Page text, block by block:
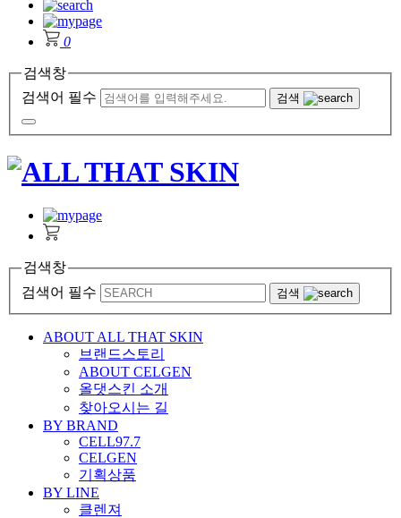
0
검색창
검색어 필수
검색
검색창
검색어 필수
검색
ABOUT ALL THAT SKIN
브랜드스토리
ABOUT CELGEN
올댓스킨 소개
찾아오시는 길
BY BRAND
CELL97.7
CELGEN
기획상품
BY LINE
클렌져